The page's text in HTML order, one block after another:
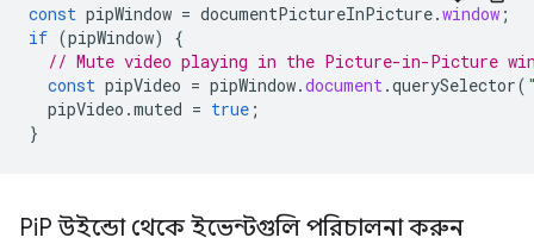
const pipWindow = documentPictureInPicture.window ;
if (pipWindow)
{
// Mute video playing in the Picture-in-Picture
const pipVideo = pipWindow.document .querySelector(
pipVideo .muted = true ;
}
PiP উইন্ডো থেকে ইভেন্টগুলি পরিচালনা করুন